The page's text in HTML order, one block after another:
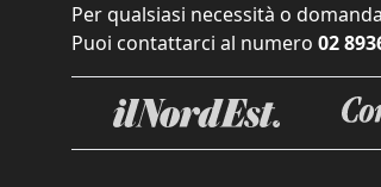
Per qualsiasi necessità o
Puoi contattarci al numero 02